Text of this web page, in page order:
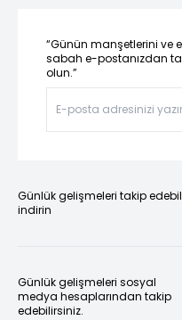
“Günün manşetlerini ve
sabah e-postanızdan
olun.”
Günlük gelişmeleri takip
indirin
Günlük gelişmeleri sosyal
medya hesaplarından takip
edebilirsiniz.